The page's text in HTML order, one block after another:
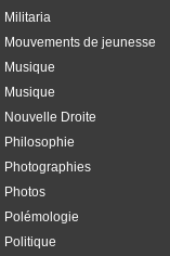
Militaria
Mouvements de jeunesse
Musique
Musique
Nouvelle Droite
Philosophie
Photographies
Photos
Polémologie
Politique